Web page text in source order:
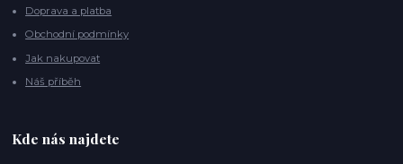
Doprava a platba
Obchodní podmínky
Jak nakupovat
Náš příběh
Kde nás najdete